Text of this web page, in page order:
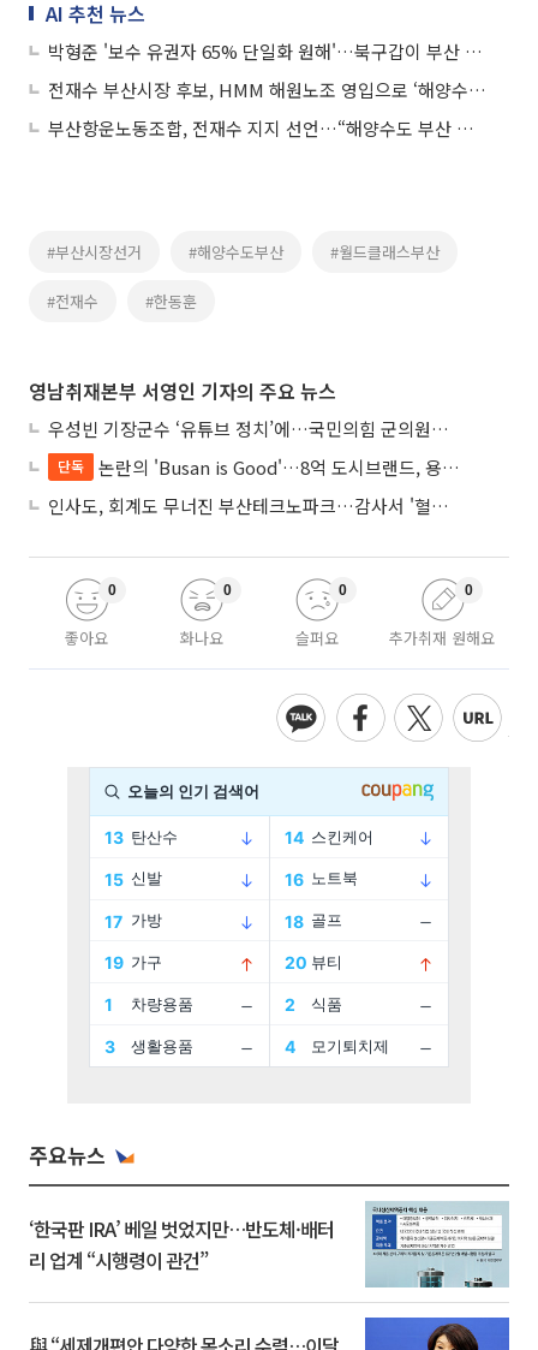
AI 추천 뉴스
박형준 '보수 유권자 65% 단일화 원해'…북구갑이 부산 전체 흔든다
전재수 부산시장 후보, HMM 해원노조 영입으로 ‘해양수도 부산’ 구상 가속
부산항운노동조합, 전재수 지지 선언…“해양수도 부산 이끌 적임자”
#부산시장선거 #해양수도부산 #월드클래스부산
#전재수 #한동훈
영남취재본부 서영인 기자의 주요 뉴스
우성빈 기장군수 ‘유튜브 정치’에…국민의힘 군의원들 집단 반발
단독
논란의 'Busan is Good'…8억 도시브랜드, 용산 대통령실 CI 업체가 수행
인사도, 회계도 무너진 부산테크노파크…감사서 '혈세 유용·인사 뒤집기' 적발
좋아요
0
화나요
0
슬퍼요
0
추가취재 원해요
0
주요뉴스
‘한국판 IRA’ 베일 벗었지만…반도체·배터
리 업계 “시행령이 관건”